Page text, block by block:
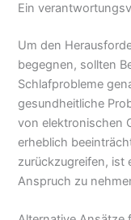
Ein
Um den
begegnen, sollten
Schlafprobleme
gesundheitliche
von elektronischen
erheblich
zurückzugreifen, ist
Anspruch zu